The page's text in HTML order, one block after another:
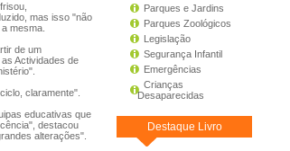
Parques e Jardins
Parques Zoológicos
Legislação
Segurança Infantil
Emergências
Crianças
Desaparecidas
Destaque Livro
mas isso "não
mesma.
de um
Actividades de
claramente".
educativas que
destacou
alterações".